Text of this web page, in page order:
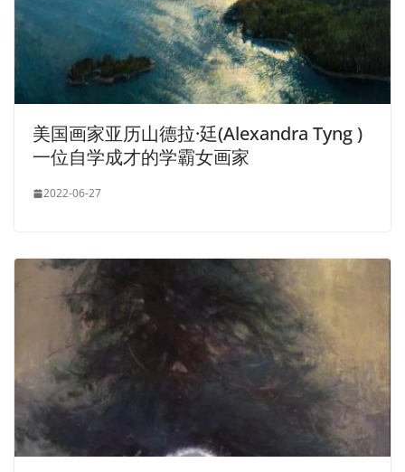
美国画家亚历山德拉·廷(Alexandra Tyng )
一位自学成才的学霸女画家
2022-06-27